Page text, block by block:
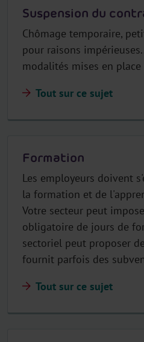
Suspension du
Chômage temporaire,
pour raisons
modalités mises en
Tout sur ce sujet
Formation
Les employeurs doivent
la formation et de
Votre secteur peut
obligatoire de jours de
sectoriel peut proposer
fournit parfois des
Tout sur ce sujet